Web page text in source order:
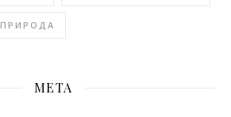
ПРИРОДА
МЕТА